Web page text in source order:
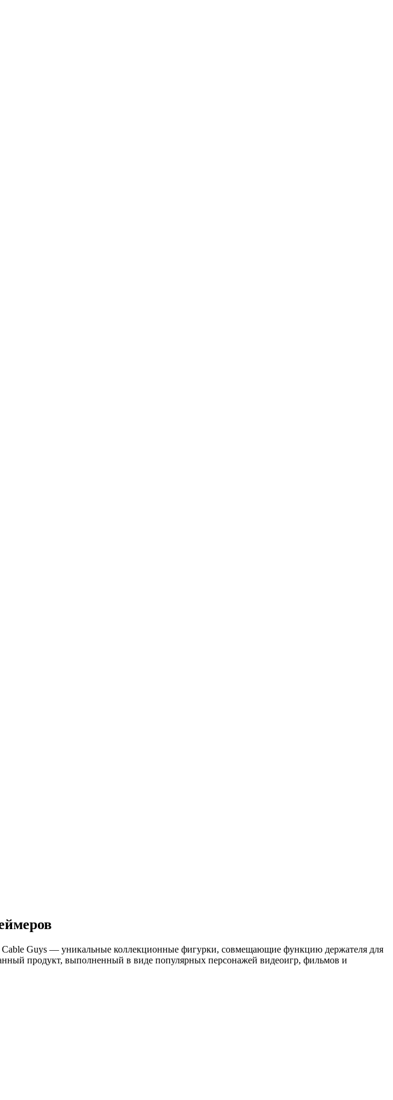
Cable Guys — уникальные коллекционные фигурки, совмещающие функцию держателя для
продукт, выполненный в виде популярных персонажей видеоигр, фильмов и